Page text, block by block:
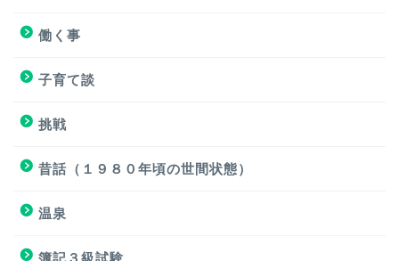
働く事
子育て談
挑戦
昔話（１９８０年頃の世間状態）
温泉
おもろくない話